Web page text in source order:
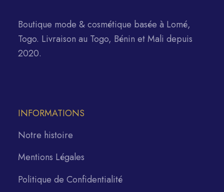
Boutique mode & cosmétique basée à Lomé,
Togo. Livraison au Togo, Bénin et Mali depuis
2020.
INFORMATIONS
Notre histoire
Mentions Légales
Politique de Confidentialité